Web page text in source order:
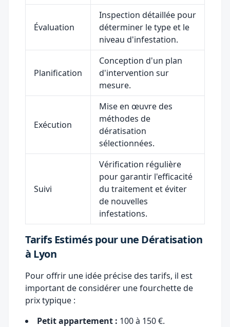
Évaluation
Inspection détaillée pour
déterminer le type et le
niveau d'infestation.
Planification
Conception d'un plan
d'intervention sur
mesure.
Exécution
Mise en œuvre des
méthodes de
dératisation
sélectionnées.
Suivi
Vérification régulière
pour garantir l'efficacité
du traitement et éviter
de nouvelles
infestations.
Tarifs Estimés pour une Dératisation
à Lyon
Pour offrir une idée précise des tarifs, il est
important de considérer une fourchette de
prix typique :
Petit appartement : 100 à 150 €.